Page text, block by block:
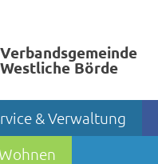
Verbands­gemeinde
Westliche Börde
& Verwaltung